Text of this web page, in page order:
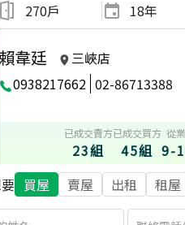
270戶 18年
賴韋廷
三峽店
0938217662 02-86713388
已成交賣方
23組
已成交買方
45組
從
9-
買屋 賣屋 出租 租屋